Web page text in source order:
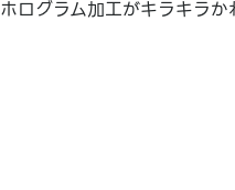
ホログラム加工がキラキラ